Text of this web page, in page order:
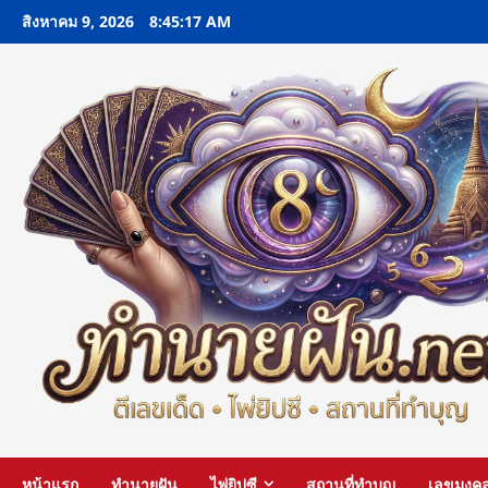
Skipสิงหาคม 9, 2026 8:45:18 AM